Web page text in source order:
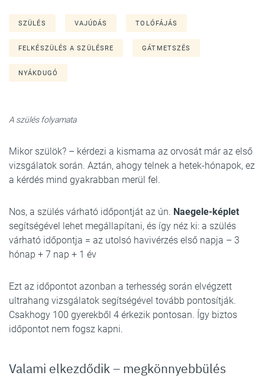
SZÜLÉS VAJÚDÁS TOLÓFÁJÁS
FELKÉSZÜLÉS A SZÜLÉSRE GÁTMETSZÉS
NYÁKDUGÓ
A szülés folyamata
Mikor szülök? – kérdezi a kismama az orvosát már az első
vizsgálatok során. Aztán, ahogy telnek a hetek-hónapok, ez
a kérdés mind gyakrabban merül fel.
Nos, a szülés várható időpontját az ún. Naegele-képlet
segítségével lehet megállapítani, és így néz ki: a szülés
várható időpontja = az utolsó havivérzés első napja – 3
hónap + 7 nap + 1 év
Ezt az időpontot azonban a terhesség során elvégzett
ultrahang vizsgálatok segítségével tovább pontosítják.
Csakhogy 100 gyerekből 4 érkezik pontosan. Így biztos
időpontot nem fogsz kapni.
Valami elkezdődik – megkönnyebbülés